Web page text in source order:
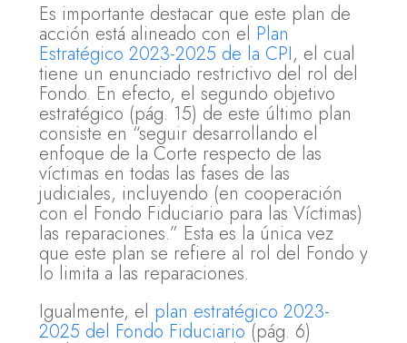
Es importante destacar que este plan de
acción está alineado con el Plan
Estratégico 2023-2025 de la CPI, el cual
tiene un enunciado restrictivo del rol del
Fondo. En efecto, el segundo objetivo
estratégico (pág. 15) de este último plan
consiste en “seguir desarrollando el
enfoque de la Corte respecto de las
víctimas en todas las fases de las
judiciales, incluyendo (en cooperación
con el Fondo Fiduciario para las Víctimas)
las reparaciones.” Esta es la única vez
que este plan se refiere al rol del Fondo y
lo limita a las reparaciones.
Igualmente, el plan estratégico 2023-
2025 del Fondo Fiduciario (pág. 6)